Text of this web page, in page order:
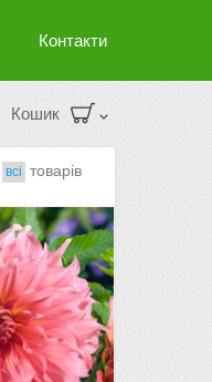
Контакти
Кошик
всi товарiв